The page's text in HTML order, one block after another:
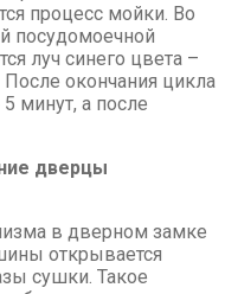
процесс мойки. Во
посудомоечной
луч синего цвета –
окончания цикла
минут, а после
дверцы
в дверном замке
открывается
сушки. Такое